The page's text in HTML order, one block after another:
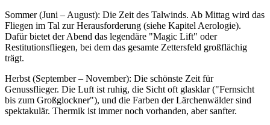
Sommer (Juni – August): Die Zeit des Talwinds. Ab Mittag wird das
Fliegen im Tal zur Herausforderung (siehe Kapitel Aerologie).
Dafür bietet der Abend das legendäre "Magic Lift" oder
Restitutionsfliegen, bei dem das gesamte Zettersfeld großflächig
trägt.
Herbst (September – November): Die schönste Zeit für
Genussflieger. Die Luft ist ruhig, die Sicht oft glasklar ("Fernsicht
bis zum Großglockner"), und die Farben der Lärchenwälder sind
spektakulär. Thermik ist immer noch vorhanden, aber sanfter.